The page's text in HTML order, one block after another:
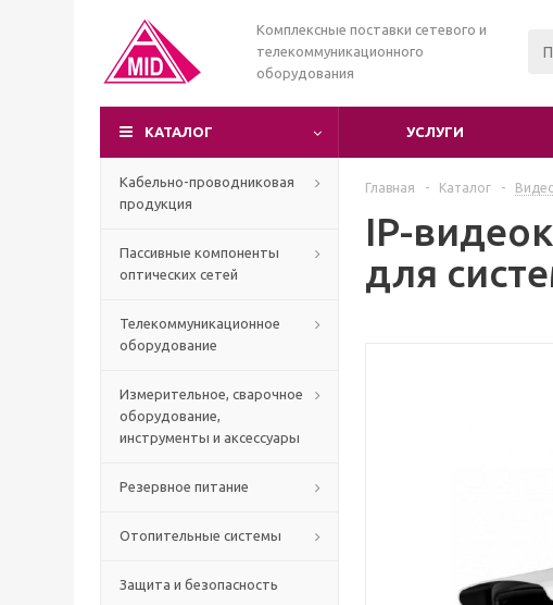
Комплексные поставки сетевого и
телекоммуникационного
оборудования
КАТАЛОГ УСЛУГИ
Кабельно-проводниковая
продукция
Пассивные компоненты
оптических сетей
Телекоммуникационное
оборудование
Измерительное, сварочное
оборудование,
инструменты и аксессуары
Резервное питание
Отопительные системы
Защита и безопасность
Главная - Каталог -
IP-
для